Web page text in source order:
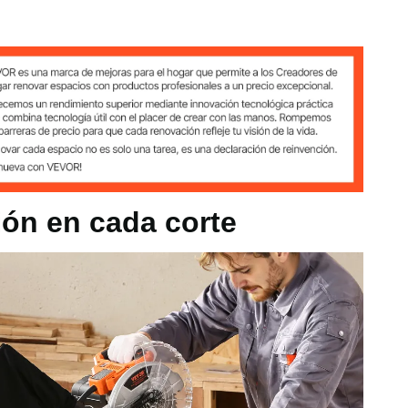
10
pulgadas /
255 mm
sin carga
5000 RPM
de
dientes
60 dientes
Ver todas las especificaciones
mm
en cada corte